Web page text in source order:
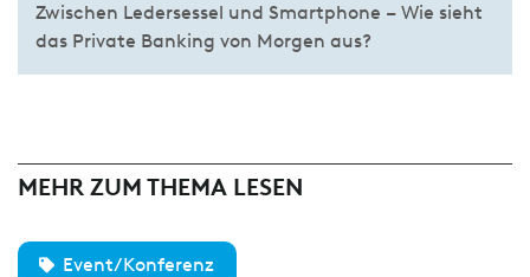
Zwischen Ledersessel und Smartphone – Wie sieht
das Private Banking von Morgen aus?
MEHR ZUM THEMA LESEN
Event/Konferenz